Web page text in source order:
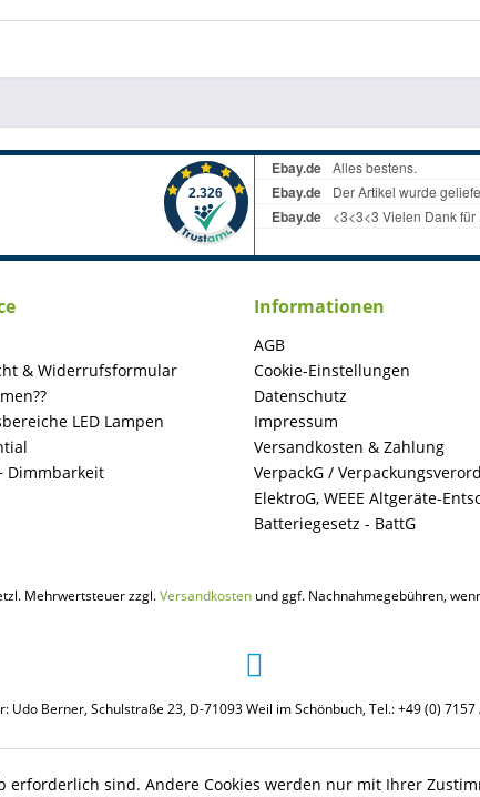
& Widerrufsformular
LED Lampen
Dimmbarkeit
Informationen
AGB
Cookie-Einstellungen
Datenschutz
Impressum
Versandkosten & Zahlung
VerpackG /
ElektroG, WEEE Altgeräte-
Batteriegesetz - BattG
Mehrwertsteuer zzgl.Versandkostenund ggf. Nachnahmegebühren,
Udo Berner, Schulstraße 23, D-71093 Weil im Schönbuch, Tel.: +49 (0) 7157
erforderlich sind. Andere Cookies werden nur mit Ihrer